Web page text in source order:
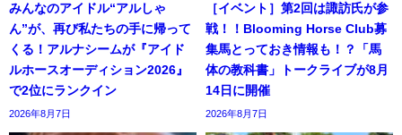
みんなのアイドル“アルしゃ
ん”が、再び私たちの手に帰って
くる！アルナシームが『アイド
ルホースオーディション2026』
で2位にランクイン
2026年8月7日
［イベント］第2回は諏訪氏が参
戦！！Blooming Horse Club募
集馬とっておき情報も！？「馬
体の教科書」トークライブが8月
14日に開催
2026年8月7日